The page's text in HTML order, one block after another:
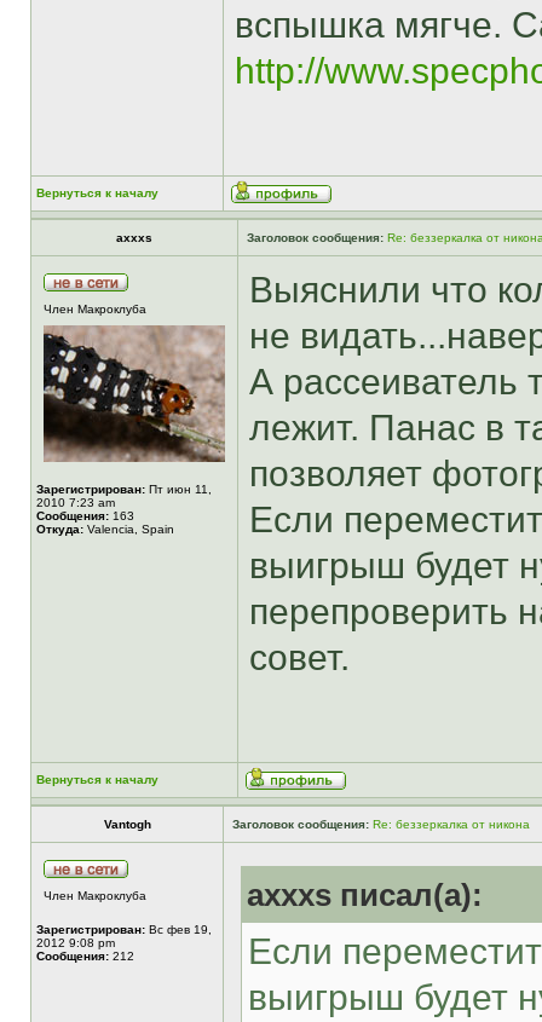
вспышка мягче.
http://
Вернуться к началу
axxxs Заголовок сообщения: Re: беззеркалка от
Член Макроклуба
Зарегистрирован: Пт июн 11,
2010 7:23 am
Сообщения: 163
Откуда: Valencia, Spain
Выяснили что
не
А рассеиватель
лежит. Панас в
позволяет
Если
выигрыш будет
перепроверить
совет.
Вернуться к началу
Vantogh Заголовок сообщения: Re: беззеркалка от никона
Член Макроклуба
Зарегистрирован: Вс фев 19,
2012 9:08 pm
Сообщения: 212
axxxs писал(а):
Если
выигрыш будет